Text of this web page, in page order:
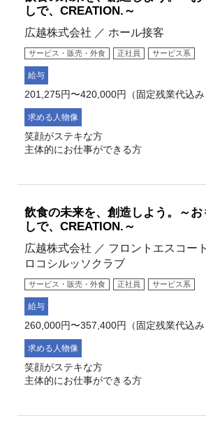
しで、CREATION.～
広越株式会社 ／ ホール接客
サービス・販売・外食 正社員 サービス系
給与
201,275円〜420,000円（固定残業代込み
求める人物像
笑顔がステキな方
主体的にお仕事ができる方
飲食の未来を、創造しよう。～お
しで、CREATION.～
広越株式会社 ／ フロントエスコー
ロコシルッソクラブ
サービス・販売・外食 正社員 サービス系
給与
260,000円〜357,400円（固定残業代込み
求める人物像
笑顔がステキな方
主体的にお仕事ができる方